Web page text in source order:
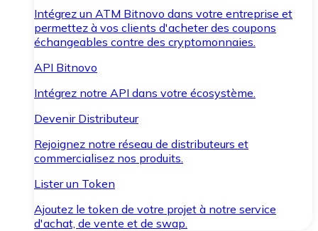
Intégrez un ATM Bitnovo dans votre entreprise et
permettez à vos clients d'acheter des coupons
échangeables contre des cryptomonnaies.
API Bitnovo
Intégrez notre API dans votre écosystème.
Devenir Distributeur
Rejoignez notre réseau de distributeurs et
commercialisez nos produits.
Lister un Token
Ajoutez le token de votre projet à notre service
d'achat, de vente et de swap.